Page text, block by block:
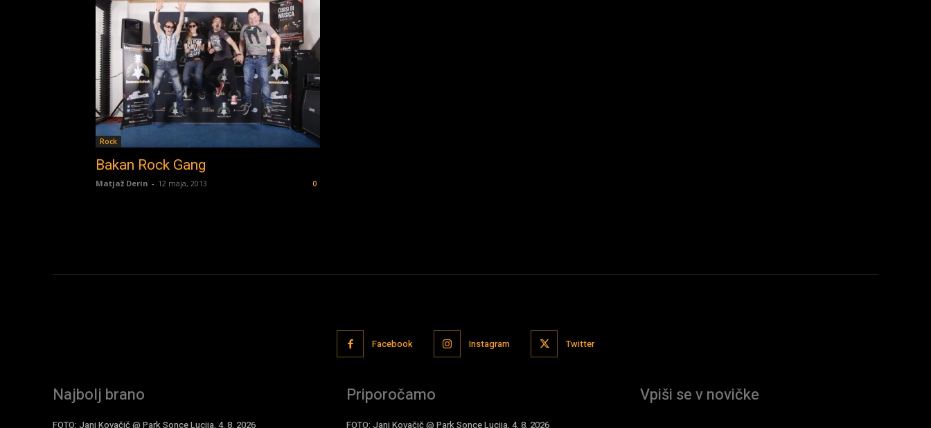
Rock
Bakan Rock Gang
Matjaž Derin - 12 maja, 2013 0
Facebook Instagram Twitter
Najbolj brano
FOTO: Jani Kovačič @ Park Sonce Lucija, 4. 8. 2026
Priporočamo
FOTO: Jani Kovačič @ Park Sonce Lucija, 4. 8. 2026
Vpiši se v novičke